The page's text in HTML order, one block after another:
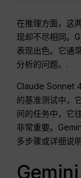
在推理方面，这
现却不尽相同。
表现出色。它通
分析的问题。.
Claude Sonnet
的基准测试中，
间的任务中，它
非常重要。
多步骤或详细说